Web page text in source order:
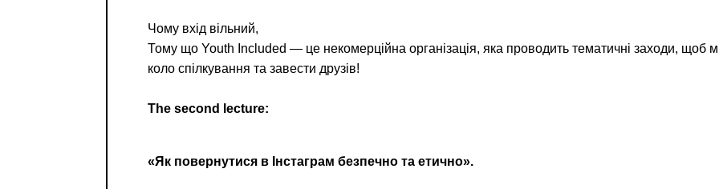
Чому вхід вільний,
Тому що Youth Included — це некомерційна організація, яка проводить тематичні заходи, щоб
коло спілкування та завести друзів!
The second lecture:
«Як повернутися в Інстаграм безпечно та етично».